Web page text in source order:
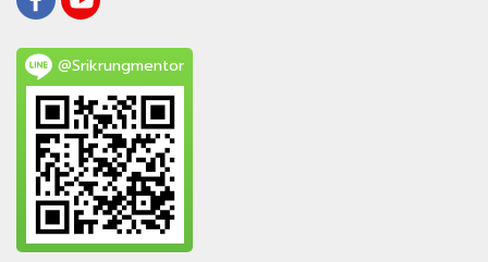
@Srikrungmentor